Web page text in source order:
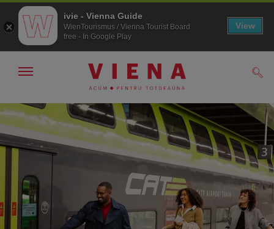
Către
navigare
Către
texte
Arată/ascunde
ivie - Vienna Guide
WienTourismus / Vienna Tourist Board
free - In Google Play
View